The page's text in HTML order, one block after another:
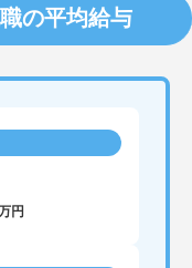
の平均給与
円